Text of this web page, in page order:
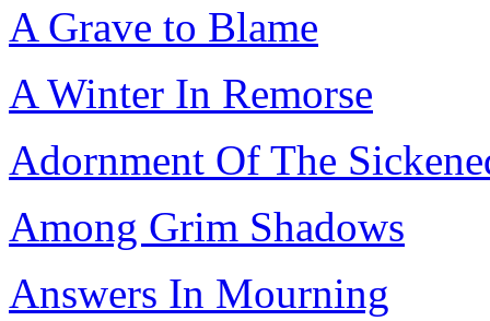
A Grave to Blame
A Winter In Remorse
Adornment Of The
Among Grim Shadows
Answers In Mourning